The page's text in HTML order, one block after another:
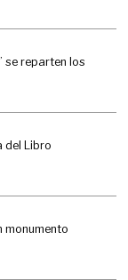
se reparten los
del Libro
monumento